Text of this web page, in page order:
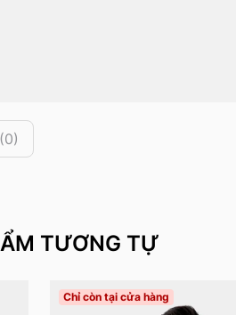
(0)
TƯƠNG TỰ
Chỉ còn tại cửa hàng